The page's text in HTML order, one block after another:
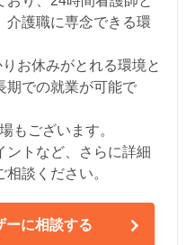
介護職に専念できる環
お休みがとれる環境と
期での就業が可能で
もございます。
ントなど、さらに詳細
談ください。
ーに相談する